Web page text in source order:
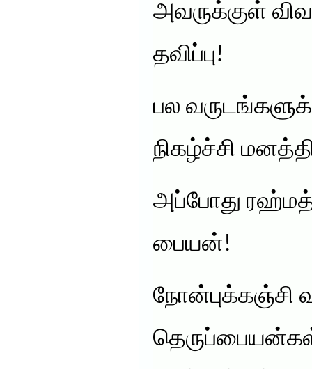
அவருக்குள்
தவிப்பு!
பல
நிகழ்ச்சி
அப்போது
பையன்!